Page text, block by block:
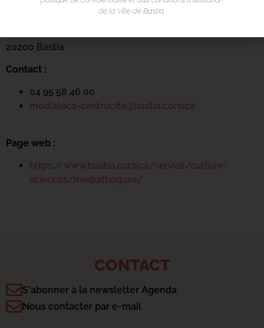
20200 Bastia
Contact :
04 95 58 46 00
mediateca-centrucita@bastia.corsica
Page web :
https://www.bastia.corsica/servizii/culture-
sciences/mediatheques/
CONTACT
S'abonner à la newsletter Agenda
Nous contacter par e-mail
de la Ville de Bastia.